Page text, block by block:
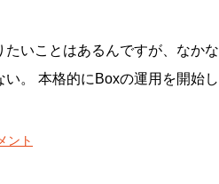
いことはあるんですが、なか
。 本格的にBoxの運用を開始
ント